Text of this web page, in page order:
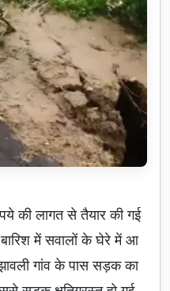
की लागत से तैयार की गई
बारिश में सवालों के घेरे में आ
गांव के पास सड़क का